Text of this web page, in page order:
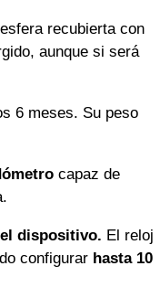
recubierta con
aunque si será
6 meses. Su peso
capaz de
dispositivo. El reloj
configurar hasta 10